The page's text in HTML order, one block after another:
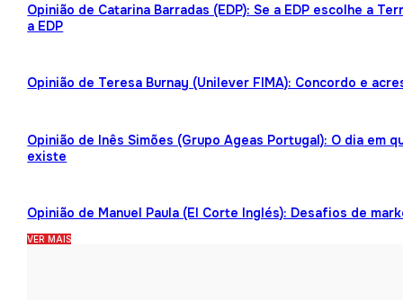
Opinião de Catarina Barradas (EDP): Se a EDP escolhe a
a EDP
Opinião de Teresa Burnay (Unilever FIMA): Concordo e
Opinião de Inês Simões (Grupo Ageas Portugal): O dia em
existe
Opinião de Manuel Paula (El Corte Inglés): Desafios de
VER MAIS